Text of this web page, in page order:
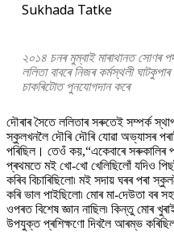
Sukhada Tatke
২০১৪ চনৰ মুম্বাই মাৰাথানত সোণৰ
ললিতা বাবৰে নিজৰ কৰ্মস্থলী
চাকৰিটোত পুনযোগদান কৰে
দৌৰাৰ সৈতে ললিতাৰ সৰুতেই সম্পৰ্ক
স্কুলখনলৈ দৌৰি দৌৰি যোৱা অভ্যাসৰ
পৰিছিল। তেওঁ কয়,“একেবাৰে সৰুকালিৰ
প্ৰথমতে মই খো-খো খেলিছিলোঁ যদিও
কৰিব বিচাৰিছিলো৷ মই সদায় ঘৰৰ পৰা
কৰি ভাল পাইছিলো৷ মোৰ মা-দেউতা বৰ
ওপৰত বিশেষ জ্ঞান নাছিল৷ কিন্তু মোৰ
উপযুক্ত প্ৰশিক্ষণো দিবলৈ আৰম্ভ